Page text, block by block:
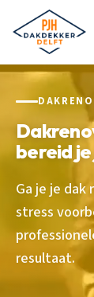
bereid
Ga je je
stress
resultaat.